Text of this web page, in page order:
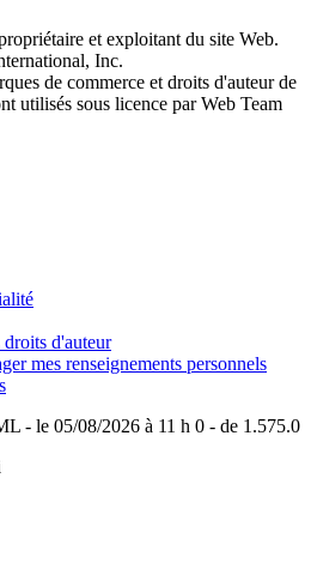
et exploitant du site Web.
Inc.
de commerce et droits d'auteur de
utilisés sous licence par Web Team
d'auteur
mes renseignements personnels
- le 05/08/2026 à 11 h 0 - de 1.575.0